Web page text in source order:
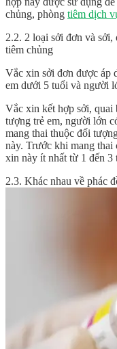
chủng, phòng tiêm dịch
2.2. 2 loại sởi đơn và
tiêm chủng
Vắc xin sởi đơn được áp
em dưới 5 tuổi và người
Vắc xin kết hợp sởi, quai
tượng trẻ em, người lớn
mang thai thuộc đối
này. Trước khi mang thai
xin này ít nhất từ 1 đến 3
2.3. Khác nhau về phác